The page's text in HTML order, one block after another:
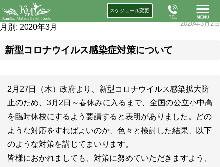
スケジュール変更
月別: 2020年3月 2020年3月2日
新型コロナウイルス感染症対策について
2月27日（木）政府より、新型コロナウイルス感染拡大防
止のため、3月2日～春休みに入るまで、全国の公立小中高
を臨時休校にするよう要請すると表明がありました。どの
ような対応をすればよいのか、色々と検討した結果、以下
のような対策を講じてまいります。
皆様におかれましても、対策に努めていただきますよう、